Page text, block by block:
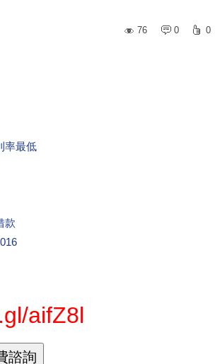
76
0 0
率最低
款
aifZ8l